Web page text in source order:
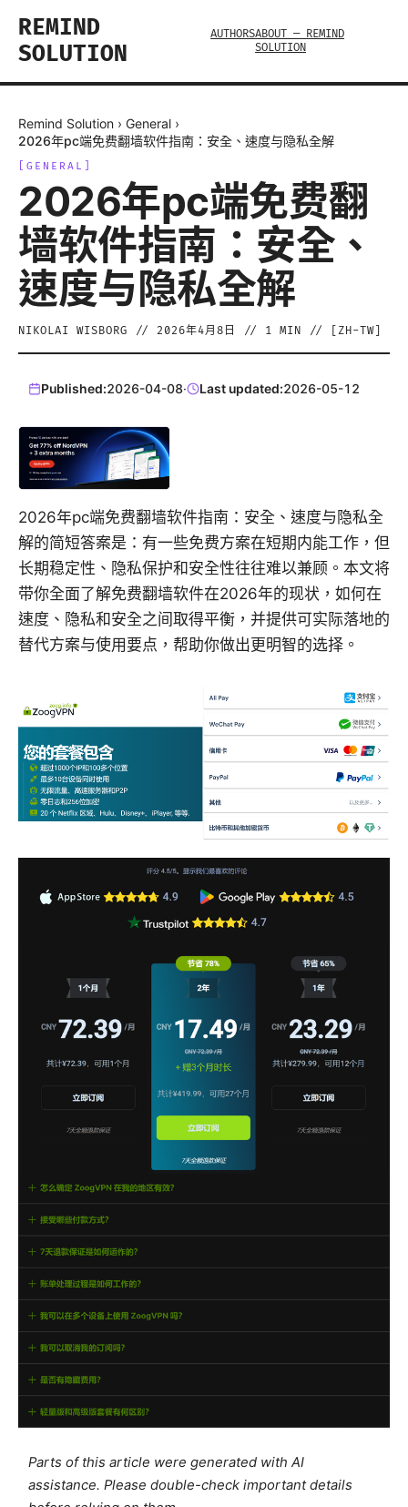
REMIND
SOLUTION
AUTHORSABOUT — REMIND
SOLUTION
Remind Solution › General ›
2026年pc端免费翻墙软件指南：安全、速度与隐私全解
GENERAL
2026年pc端免费翻
墙软件指南：安全、
速度与隐私全解
NIKOLAI WISBORG // 2026年4月8日 // 1 MIN // [ ZH-TW
Published:2026-04-08· Last updated:2026-05-12
2026年pc端免费翻墙软件指南：安全、速度与隐私全
解的简短答案是：有一些免费方案在短期内能工作，但
长期稳定性、隐私保护和安全性往往难以兼顾。本文将
带你全面了解免费翻墙软件在2026年的现状，如何在
速度、隐私和安全之间取得平衡，并提供可实际落地的
替代方案与使用要点，帮助你做出更明智的选择。
Parts of this article were generated with AI
assistance. Please double-check important details